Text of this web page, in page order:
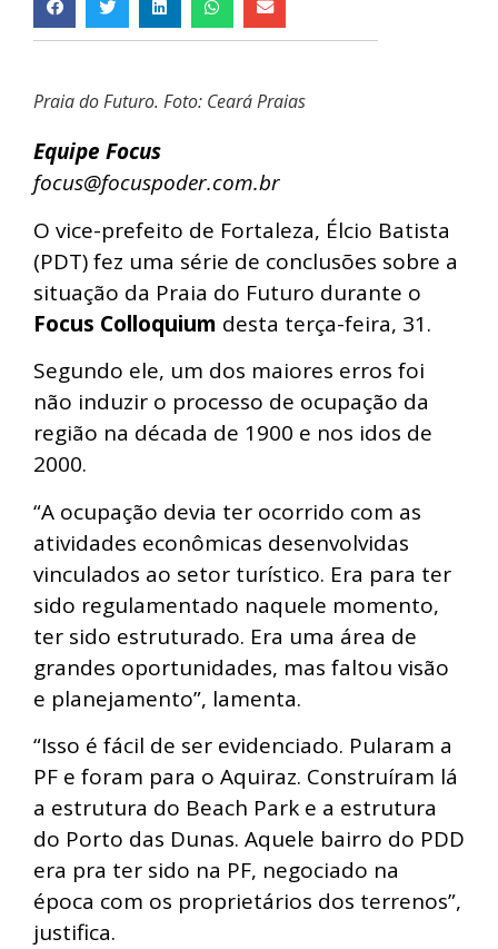
Praia do Futuro. Foto: Ceará Praias
Equipe Focus
focus@focuspoder.com.br
O vice-prefeito de Fortaleza, Élcio Batista
(PDT) fez uma série de conclusões sobre a
situação da Praia do Futuro durante o
Focus Colloquium desta terça-feira, 31.
Segundo ele, um dos maiores erros foi
não induzir o processo de ocupação da
região na década de 1900 e nos idos de
2000.
“A ocupação devia ter ocorrido com as
atividades econômicas desenvolvidas
vinculados ao setor turístico. Era para ter
sido regulamentado naquele momento,
ter sido estruturado. Era uma área de
grandes oportunidades, mas faltou visão
e planejamento”, lamenta.
“Isso é fácil de ser evidenciado. Pularam a
PF e foram para o Aquiraz. Construíram lá
a estrutura do Beach Park e a estrutura
do Porto das Dunas. Aquele bairro do PDD
era pra ter sido na PF, negociado na
época com os proprietários dos terrenos”,
justifica.